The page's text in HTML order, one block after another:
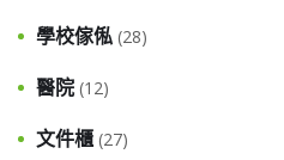
學校傢俬 (28)
醫院 (12)
文件櫃 (27)